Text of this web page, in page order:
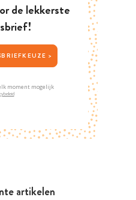
artikelen
de lekkerste
JOUW NIEUWSBRIEFKEUZE >
moment mogelijk